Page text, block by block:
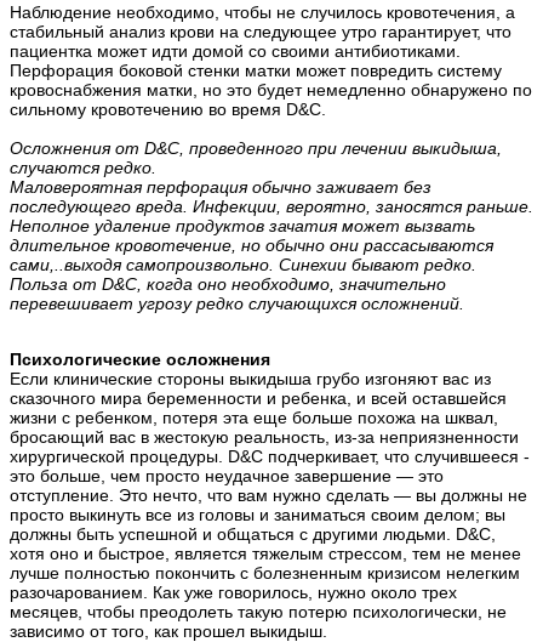
Наблюдение необходимо, чтобы не случилось кровотечения, а
стабильный анализ крови на следующее утро гарантирует, что
пациентка может идти домой со своими антибиотиками.
Перфорация боковой стенки матки может повредить систему
кровоснабжения матки, но это будет немедленно обнаружено по
сильному кровотечению во время D&C.
Осложнения от D&C, проведенного при лечении выкидыша,
случаются редко.
Маловероятная перфорация обычно заживает без
последующего вреда. Инфекции, вероятно, заносятся раньше.
Неполное удаление продуктов зачатия может вызвать
длительное кровотечение, но обычно они рассасываются
сами,..выходя самопроизвольно. Синехии бывают редко.
Польза от D&C, когда оно необходимо, значительно
перевешивает угрозу редко случающихся осложнений.
Психологические осложнения
Если клинические стороны выкидыша грубо изгоняют вас из
сказочного мира беременности и ребенка, и всей оставшейся
жизни с ребенком, потеря эта еще больше похожа на шквал,
бросающий вас в жестокую реальность, из-за неприязненности
хирургической процедуры. D&C подчеркивает, что случившееся -
это больше, чем просто неудачное завершение — это
отступление. Это нечто, что вам нужно сделать — вы должны не
просто выкинуть все из головы и заниматься своим делом; вы
должны быть успешной и общаться с другими людьми. D&C,
хотя оно и быстрое, является тяжелым стрессом, тем не менее
лучше полностью покончить с болезненным кризисом нелегким
разочарованием. Как уже говорилось, нужно около трех
месяцев, чтобы преодолеть такую потерю психологически, не
зависимо от того, как прошел выкидыш.